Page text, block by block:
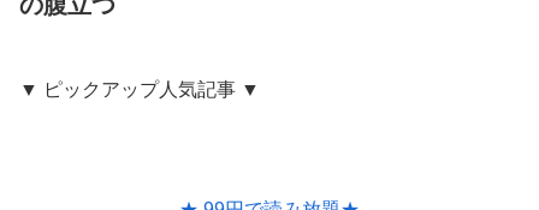
▼ ピックアップ人気記事 ▼